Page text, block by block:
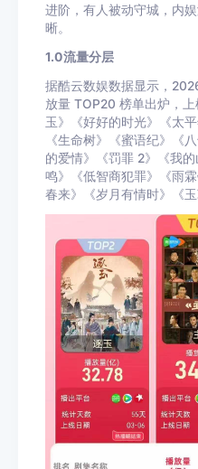
进阶，有人被动守城，内
晰。
1.0流量分层
据酷云数娱数据显示，
放量 TOP20 榜单出炉，
玉》《好好的时光》《太
《生命树》《蜜语纪》《
的爱情》《罚罪 2》《我
鸣》《低智商犯罪》《雨
春来》《岁月有情时》《